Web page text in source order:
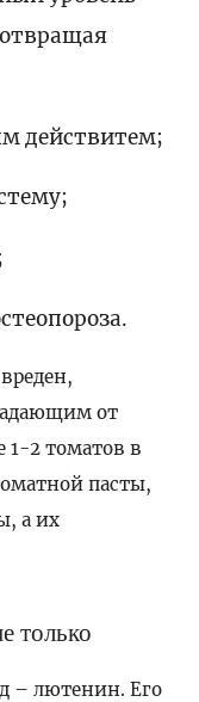
действитем;
от
1-2 томатов в
пасты,
а их
только
– лютенин. Его